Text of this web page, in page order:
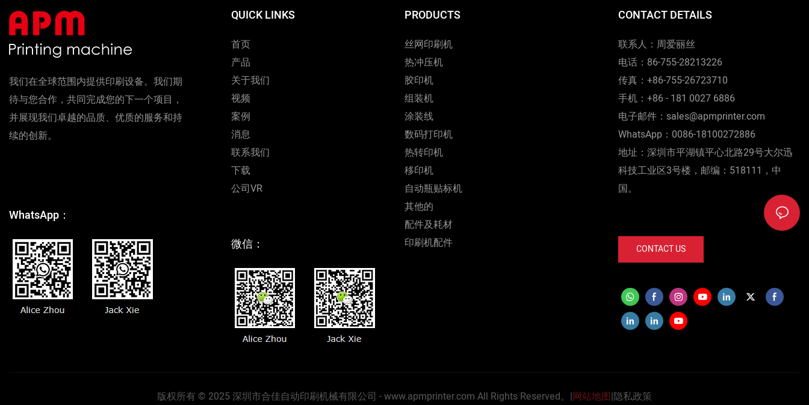
我们在全球范围内提供印刷设备。我们期
待与您合作，共同完成您的下一个项目，
并展现我们卓越的品质、优质的服务和持
续的创新。
WhatsApp：
QUICK LINKS
首页
产品
关于我们
视频
案例
消息
联系我们
下载
公司VR
微信：
PRODUCTS
丝网印刷机
热冲压机
胶印机
组装机
涂装线
数码打印机
热转印机
移印机
自动瓶贴标机
其他的
配件及耗材
印刷机配件
CONTACT DETAILS
联系人：周爱丽丝
电话：86-755-28213226
传真：+86-755-26723710
手机：+86 - 181 0027 6886
电子邮件：sales@apmprinter.com
WhatsApp：0086-18100272886
地址：深圳市平湖镇平心北路29号大尔迅
科技工业区3号楼，邮编：518111，中
国。
CONTACT US
版权所有 © 2025 深圳市合佳自动印刷机械有限公司 -www.apmprinter.com All Rights Reserved。|网站地图|隐私政策